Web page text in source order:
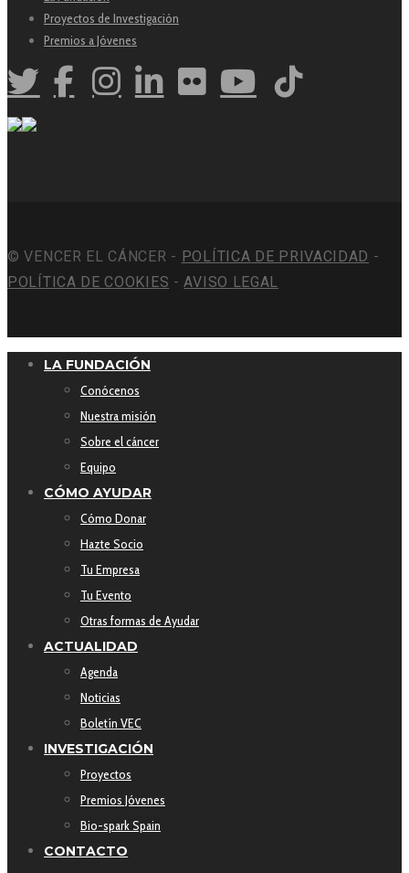
Proyectos de Investigación
Premios a Jóvenes
© VENCER EL CÁNCER - POLÍTICA DE PRIVACIDAD -
POLÍTICA DE COOKIES -AVISO LEGAL
LA FUNDACIÓN
Conócenos
Nuestra misión
Sobre el cáncer
Equipo
CÓMO AYUDAR
Cómo Donar
Hazte Socio
Tu Empresa
Tu Evento
Otras formas de Ayudar
ACTUALIDAD
Agenda
Noticias
Boletín VEC
INVESTIGACIÓN
Proyectos
Premios Jóvenes
Bio-spark Spain
CONTACTO